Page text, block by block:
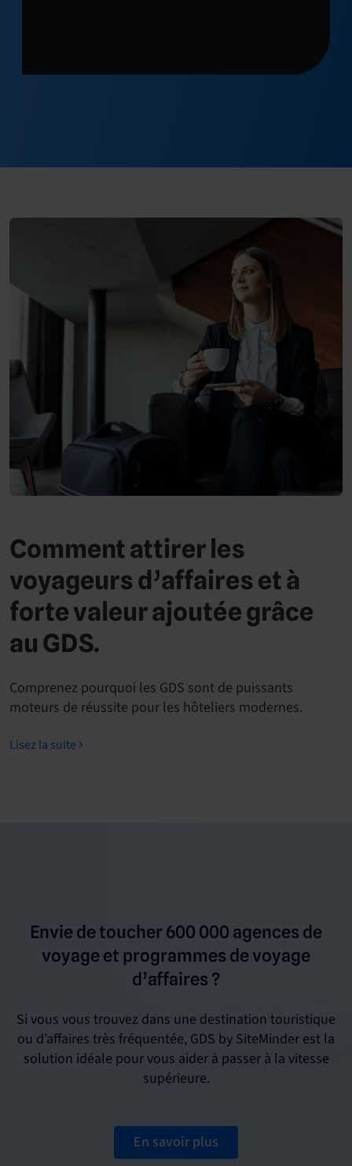
Comment attirer les
voyageurs d’affaires et à
forte valeur ajoutée grâce
au GDS.
Comprenez pourquoi les GDS sont de puissants
moteurs de réussite pour les hôteliers modernes.
Lisez la suite
Envie de toucher 600 000 agences de
voyage et programmes de voyage
d’affaires ?
Si vous vous trouvez dans une destination touristique
ou d’affaires très fréquentée, GDS by SiteMinder est la
solution idéale pour vous aider à passer à la vitesse
supérieure.
En savoir plus